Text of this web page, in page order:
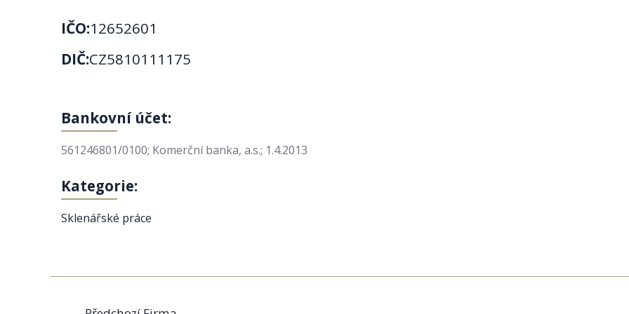
IČO:12652601
DIČ:CZ5810111175
Bankovní účet:
561246801/0100; Komerční banka, a.s.; 1.4.2013
Kategorie:
Sklenářské práce